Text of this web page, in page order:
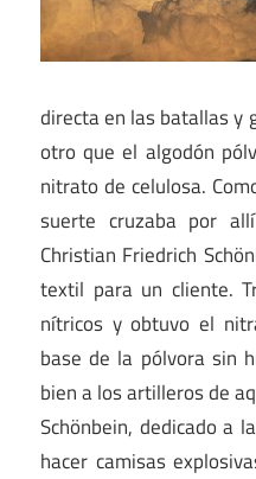
directa en las batallas y
otro que el algodón
nitrato de celulosa.
suerte cruzaba por
Christian Friedrich
textil para un cliente.
nítricos y obtuvo el
base de la pólvora sin
bien a los artilleros de
Schönbein, dedicado a
hacer camisas